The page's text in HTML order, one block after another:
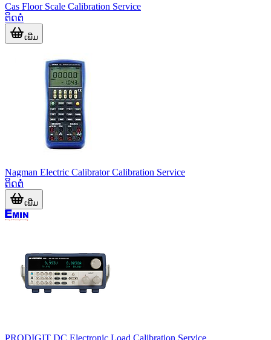
Cas Floor Scale Calibration Service
ຕິດຕໍ່
ເພີ່ມ
Nagman Electric Calibrator Calibration Service
ຕິດຕໍ່
ເພີ່ມ
PRODIGIT DC Electronic Load Calibration Service